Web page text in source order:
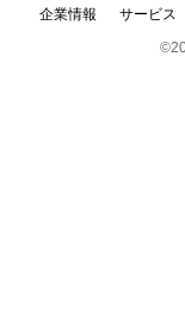
企業情報 サービス